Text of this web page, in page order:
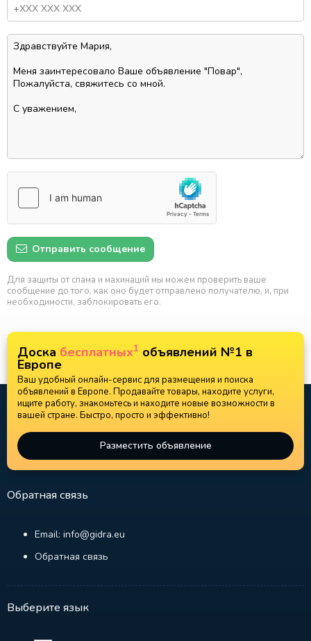
Отправить сообщение
Для защиты от спама и махинаций мы можем проверить ваше
сообщение до того, как оно будет отправлено получателю, и, при
необходимости, заблокировать его.
Доска бесплатных1 объявлений №1 в
Европе
Ваш удобный онлайн-сервис для размещения и поиска
объявлений в Европе. Продавайте товары, находите услуги,
ищите работу, знакомьтесь и находите новые возможности в
вашей стране. Быстро, просто и эффективно!
Разместить объявление
Обратная связь
Email: info@gidra.eu
Обратная связь
Выберите язык